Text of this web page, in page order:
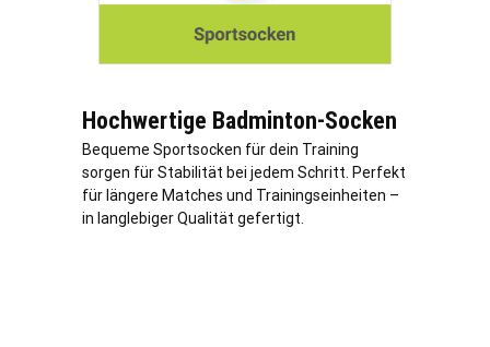
Hochwertige Badminton-Socken
Bequeme Sportsocken für dein Training
sorgen für Stabilität bei jedem Schritt. Perfekt
für längere Matches und Trainingseinheiten –
in langlebiger Qualität gefertigt.